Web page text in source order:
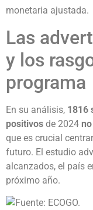
monetaria ajustada.
Las
y los
programa
En su análisis, 1816
positivos de 2024
que es crucial
futuro. El estudio
alcanzados, el país
próximo año.